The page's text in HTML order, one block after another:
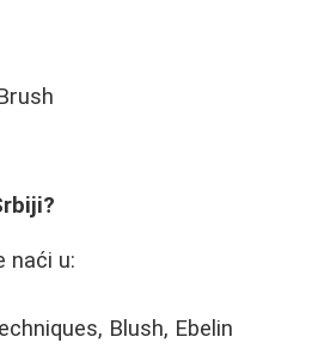
naći u:
Blush, Ebelin